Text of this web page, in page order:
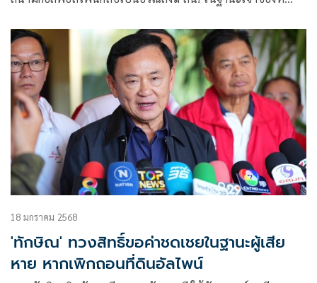
18 มกราคม 2568
'ทักษิณ' ทวงสิทธิ์ขอค่าชดเชยในฐานะผู้เสีย
หาย หากเพิกถอนที่ดินอัลไพน์